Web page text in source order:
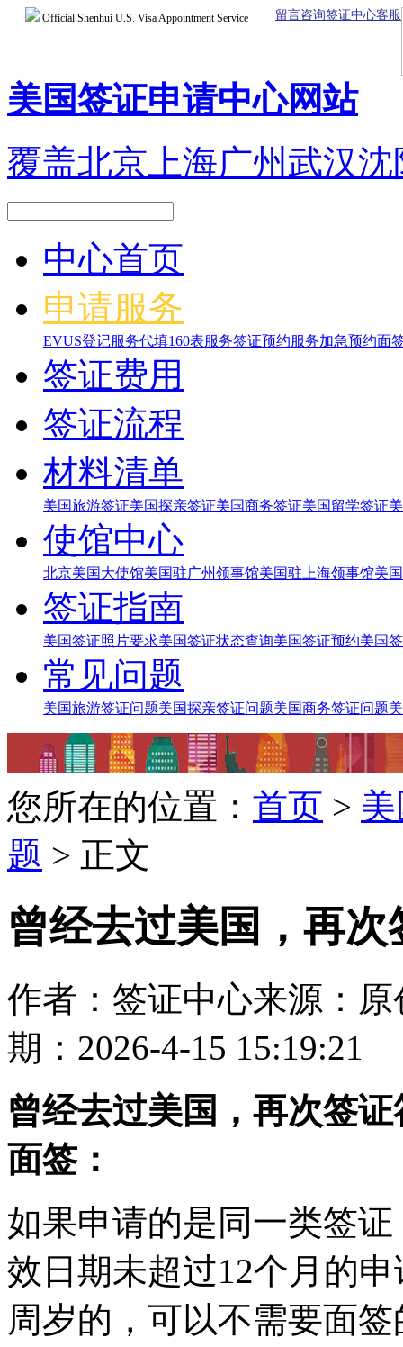
Official Shenhui U.S. Visa Appointment Service 留言咨询签证中心客服
美国签证申请中心网站
覆盖北京上海广州武汉沈
中心首页
申请服务
EVUS登记服务代填160表服务签证预约服务加急预约面
签证费用
签证流程
材料清单
美国旅游签证美国探亲签证美国商务签证美国留学签证
使馆中心
北京美国大使馆美国驻广州领事馆美国驻上海领事馆美
签证指南
美国签证照片要求美国签证状态查询美国签证预约美国
常见问题
美国旅游签证问题美国探亲签证问题美国商务签证问题
您所在的位置： 首页 >
题 > 正文
曾经去过美国，再
作者：签证中心来源：原
期：2026-4-15 15:19:21
曾经去过美国，再次签
面签：
如果申请的是同一类签
效日期未超过12个月的
周岁的，可以不需要面